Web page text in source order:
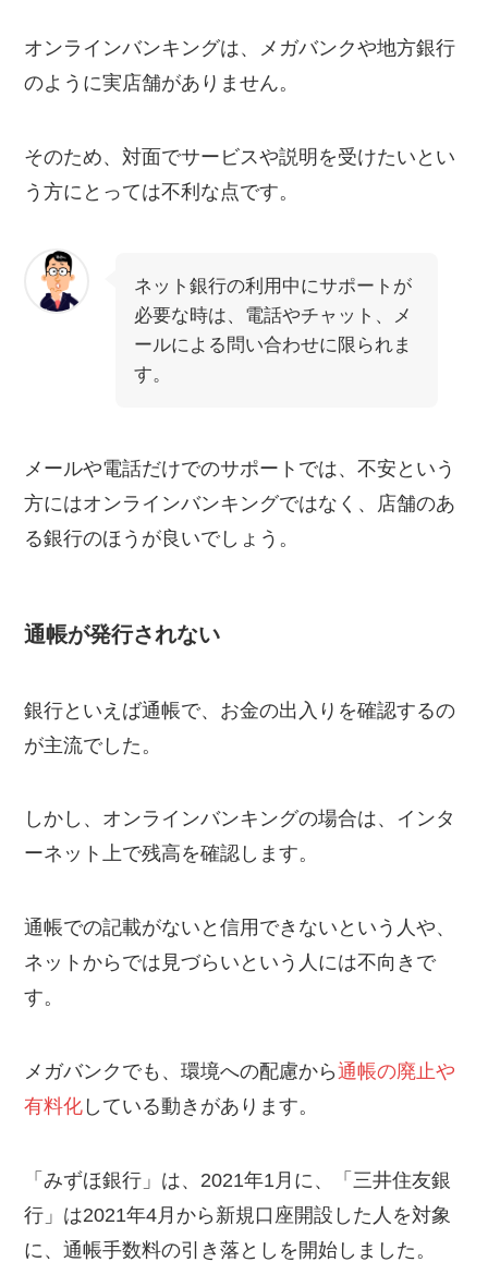
オンラインバンキングは、メガバンクや地方銀行
のように実店舗がありません。
そのため、対面でサービスや説明を受けたいとい
う方にとっては不利な点です。
ネット銀行の利用中にサポートが
必要な時は、電話やチャット、メ
ールによる問い合わせに限られま
す。
メールや電話だけでのサポートでは、不安という
方にはオンラインバンキングではなく、店舗のあ
る銀行のほうが良いでしょう。
通帳が発行されない
銀行といえば通帳で、お金の出入りを確認するの
が主流でした。
しかし、オンラインバンキングの場合は、インタ
ーネット上で残高を確認します。
通帳での記載がないと信用できないという人や、
ネットからでは見づらいという人には不向きで
す。
メガバンクでも、環境への配慮から通帳の廃止や
有料化 している動きがあります。
「みずほ銀行」は、2021年1月に、「三井住友銀
行」は2021年4月から新規口座開設した人を対象
に、通帳手数料の引き落としを開始しました。